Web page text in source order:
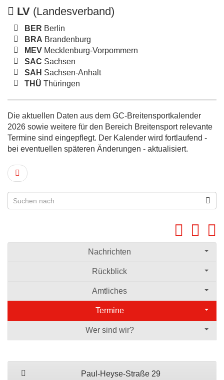
LV (Landesverband)
BER Berlin
BRA Brandenburg
MEV Mecklenburg-Vorpommern
SAC Sachsen
SAH Sachsen-Anhalt
THÜ Thüringen
Die aktuellen Daten aus dem GC-Breitensportkalender
2026 sowie weitere für den Bereich Breitensport relevante
Termine sind eingepflegt. Der Kalender wird fortlaufend -
bei eventuellen späteren Änderungen - aktualisiert.
Nachrichten
Rückblick
Amtliches
Termine
Wer sind wir?
Paul-Heyse-Straße 29